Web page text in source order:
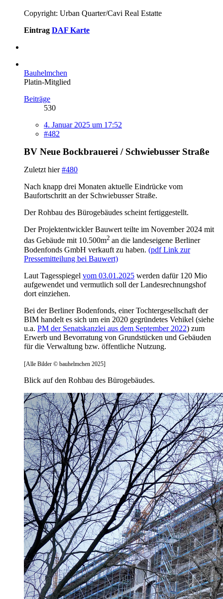
Copyright: Urban Quarter/Cavi Real Estatte
Eintrag DAF Karte
Bauhelmchen
Platin-Mitglied
Beiträge
530
4. Januar 2025 um 17:52
#482
BV Neue Bockbrauerei / Schwiebusser Straße
Zuletzt hier#480
Nach knapp drei Monaten aktuelle Eindrücke vom
Baufortschritt an der Schwiebusser Straße.
Der Rohbau des Bürogebäudes scheint fertiggestellt.
Der Projektentwickler Bauwert teilte im November 2024 mit
das Gebäude mit 10.500m2 an die landeseigene Berliner
Bodenfonds GmbH verkauft zu haben. (pdf Link zur
Pressemitteilung bei Bauwert)
Laut Tagesspiegel vom 03.01.2025 werden dafür 120 Mio
aufgewendet und vermutlich soll der Landesrechnungshof
dort einziehen.
Bei der Berliner Bodenfonds, einer Tochtergesellschaft der
BIM handelt es sich um ein 2020 gegründetes Vehikel (siehe
u.a. PM der Senatskanzlei aus dem September 2022) zum
Erwerb und Bevorratung von Grundstücken und Gebäuden
für die Verwaltung bzw. öffentliche Nutzung.
[Alle Bilder © bauhelmchen 2025]
Blick auf den Rohbau des Bürogebäudes.